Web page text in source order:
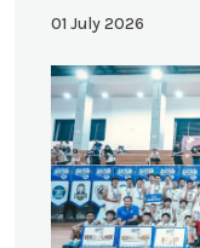
01 July 2026